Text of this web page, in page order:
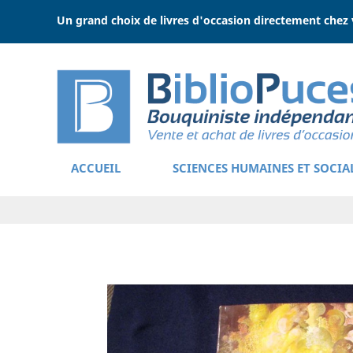
Un grand choix de livres d'occasion directement chez
ACCUEIL SCIENCES HUMAINES ET